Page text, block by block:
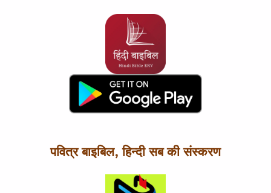
पवित्र बाइबिल, हिन्दी सब की संस्करण